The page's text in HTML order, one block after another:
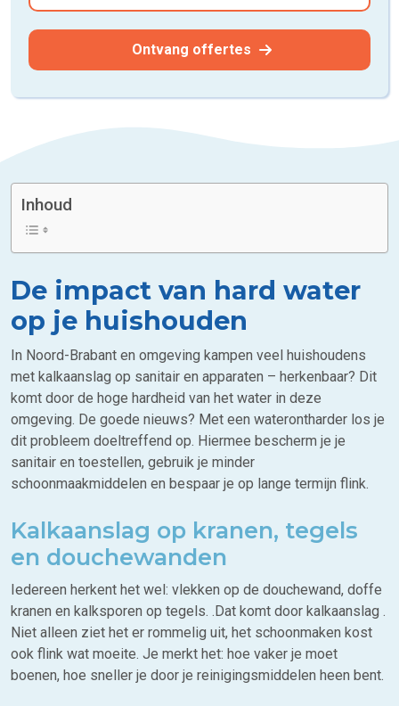
Ontvang offertes
Inhoud
De impact van hard water
op je huishouden
In Noord-Brabant en omgeving kampen veel huishoudens
met kalkaanslag op sanitair en apparaten – herkenbaar? Dit
komt door de hoge hardheid van het water in deze
omgeving. De goede nieuws? Met een waterontharder los je
dit probleem doeltreffend op. Hiermee bescherm je je
sanitair en toestellen, gebruik je minder
schoonmaakmiddelen en bespaar je op lange termijn flink.
Kalkaanslag op kranen, tegels
en douchewanden
Iedereen herkent het wel: vlekken op de douchewand, doffe
kranen en kalksporen op tegels. .Dat komt door kalkaanslag .
Niet alleen ziet het er rommelig uit, het schoonmaken kost
ook flink wat moeite. Je merkt het: hoe vaker je moet
boenen, hoe sneller je door je reinigingsmiddelen heen bent.